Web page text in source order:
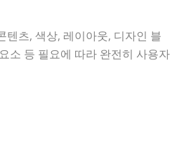
텐츠, 색상, 레이아웃, 디자인 블
소 등 필요에 따라 완전히 사용자